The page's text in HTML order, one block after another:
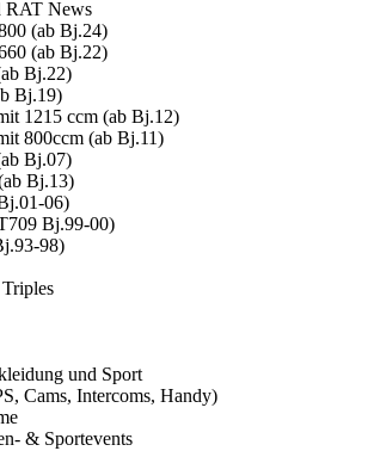
RAT News
(ab Bj.24)
(ab Bj.22)
Bj.22)
Bj.19)
1215 ccm (ab Bj.12)
800ccm (ab Bj.11)
Bj.07)
Bj.13)
06)
Bj.99-00)
98)
und Sport
Cams, Intercoms, Handy)
& Sportevents